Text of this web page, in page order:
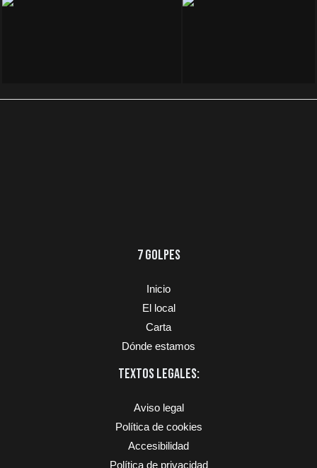
7 GOLPES
Inicio
El local
Carta
Dónde estamos
TEXTOS LEGALES:
Aviso legal
Política de cookies
Accesibilidad
Política de privacidad